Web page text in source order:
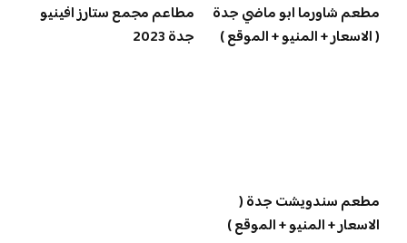
مطعم شاورما ابو ماضي جدة
( الاسعار + المنيو + الموقع )
مطاعم مجمع ستارز افينيو
جدة 2023
مطعم سندويشت جدة (
الاسعار + المنيو + الموقع )